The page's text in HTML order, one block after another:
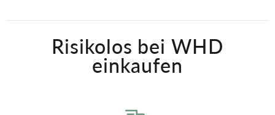
Risikolos bei WHD
einkaufen